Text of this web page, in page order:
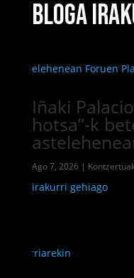
BLOGA
Iñaki
hotsa”-k
Ago 7, 2026 |
irakurri gehiago